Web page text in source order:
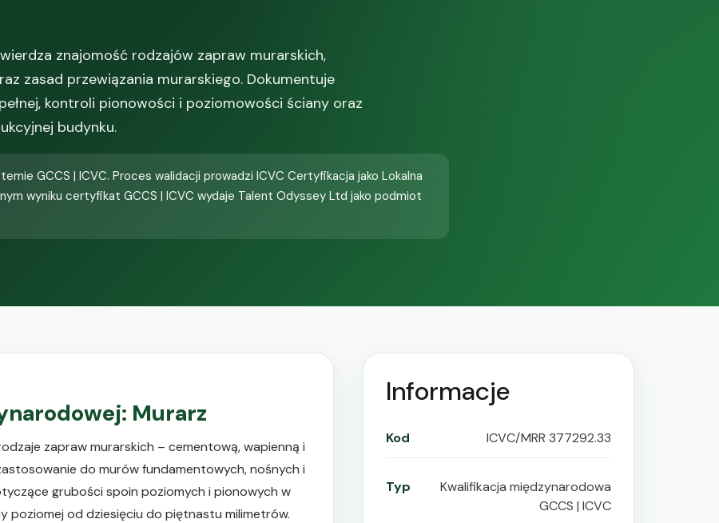
znajomość rodzajów zapraw murarskich,
zasad przewiązania murarskiego. Dokumentuje
kontroli pionowości i poziomowości ściany oraz
budynku.
GCCS | ICVC. Proces walidacji prowadzi ICVC Certyfikacja jako Lokalna
wyniku certyfikat GCCS | ICVC wydaje Talent Odyssey Ltd jako podmiot
Murarz
zapraw murarskich – cementową, wapienną i
do murów fundamentowych, nośnych i
grubości spoin poziomych i pionowych w
poziomej od dziesięciu do piętnastu milimetrów.
Informacje
Kod ICVC/MRR 377292.33
Typ
Kwalifikacja międzynarodowa
GCCS | ICVC